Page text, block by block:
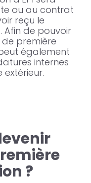
ou au contrat
reçu le
Afin de pouvoir
première
également
internes
?